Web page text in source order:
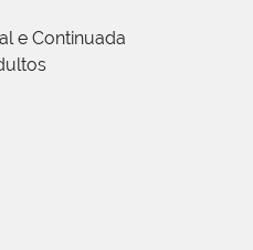
e Continuada